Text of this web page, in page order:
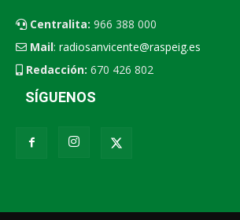
Centralita: 966 388 000
Mail: radiosanvicente@raspeig.es
Redacción: 670 426 802
SÍGUENOS